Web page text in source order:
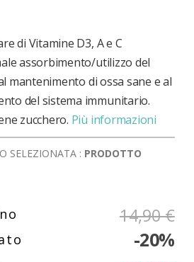
di Vitamine D3, A e C
assorbimento/utilizzo del
mantenimento di ossa sane e al
del sistema immunitario.
zucchero. Più informazioni
SELEZIONATA : PRODOTTO
14,90 €
-20%